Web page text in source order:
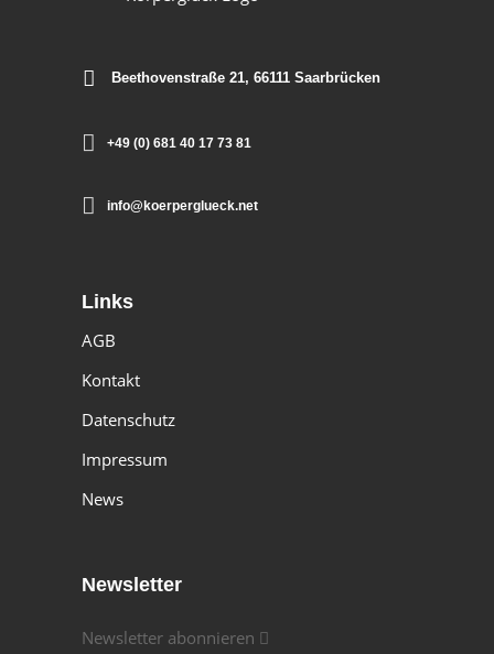
Beethovenstraße 21, 66111 Saarbrücken
+49 (0) 681 40 17 73 81
info@koerperglueck.net
Links
AGB
Kontakt
Datenschutz
Impressum
News
Newsletter
Newsletter abonnieren